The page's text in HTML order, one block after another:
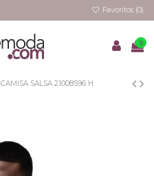
Favoritos (0)
0
CAMISA SALSA 21008596 H